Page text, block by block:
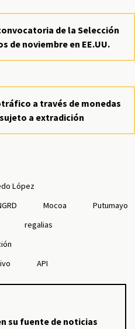
de la Selección
de noviembre en EE.UU.
a través de monedas
a extradición
López
Mocoa
Putumayo
regalias
API
su fuente de noticias